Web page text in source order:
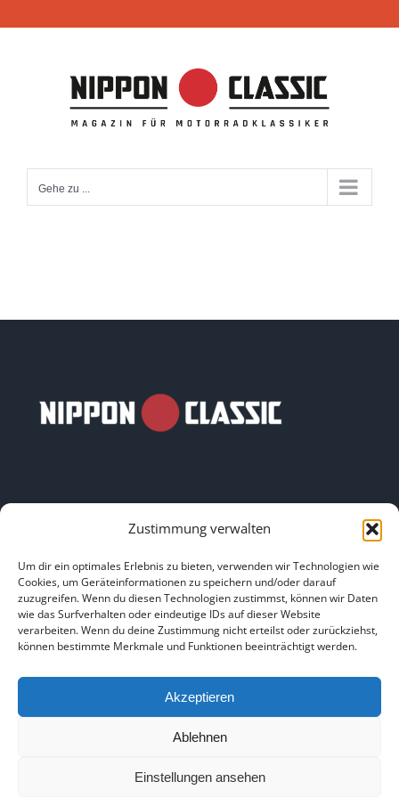
Zustimmung verwalten
Um dir ein optimales Erlebnis zu bieten, verwenden wir Technologien wie
Cookies, um Geräteinformationen zu speichern und/oder darauf
zuzugreifen. Wenn du diesen Technologien zustimmst, können wir Daten
wie das Surfverhalten oder eindeutige IDs auf dieser Website
verarbeiten. Wenn du deine Zustimmung nicht erteilst oder zurückziehst,
können bestimmte Merkmale und Funktionen beeinträchtigt werden.
Akzeptieren
Ablehnen
Einstellungen ansehen
Inhalt
Gehe zu ...
HOME|ÜBER UNS|IMPRESSUM |DATENSCHUTZ
BILDNACHWEISE
Copyright 2025